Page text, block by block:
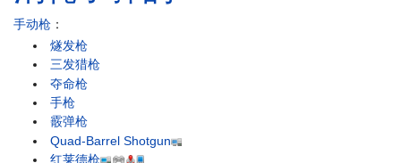
手动枪 ：
燧发枪
三发猎枪
夺命枪
手枪
霰弹枪
Quad-Barrel Shotgun
红莱德枪